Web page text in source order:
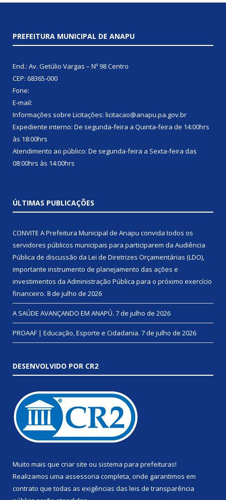
PREFEITURA MUNICIPAL DE ANAPU
End.: Av. Getúlio Vargas – Nº 98 Centro
CEP: 68365-000
Fone:
E-mail:
Informações sobre Licitações: licitacao@anapu.pa.gov.br
Expediente interno: De segunda-feira a Quinta-feira de 14:00hrs
às 18:00hrs
Atendimento ao público: De segunda-feira a Sexta-feira das
08:00hrs às 14:00hrs
ÚLTIMAS PUBLICAÇÕES
CONVITE A Prefeitura Municipal de Anapu convida todos os
servidores públicos municipais para participarem da Audiência
Pública de discussão da Lei de Diretrizes Orçamentárias (LDO),
importante instrumento de planejamento das ações e
investimentos da Administração Pública para o próximo exercício
financeiro. 8 de julho de 2026
A SAÚDE AVANÇANDO EM ANAPÚ. 7 de julho de 2026
PROAAF | Educação, Esporte e Cidadania. 7 de julho de 2026
DESENVOLVIDO POR CR2
Muito mais que criar site ou sistema para prefeituras!
Realizamos uma assessoria completa, onde garantimos em
contrato que todas as exigências das leis de transparência